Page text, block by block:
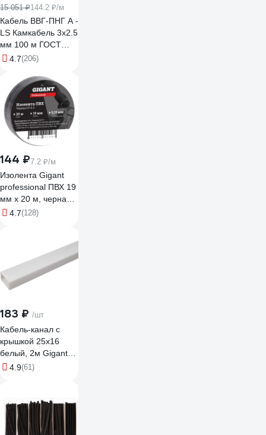
15 051 ₽144.2 ₽/м
Кабель ВВГ-ПНГ А -
LS Камкабель 3x2.5
мм 100 м ГОСТ
1157К30HG00070А0100М
4.7(206)
144 ₽7.2 ₽/м
Изолента Gigant
professional ПВХ 19
мм х 20 м, черная
GT-0-3
4.7(128)
183 ₽ /шт
Кабель-канал с
крышкой 25х16
белый, 2м Gigant
79003-2GI
4.9(61)